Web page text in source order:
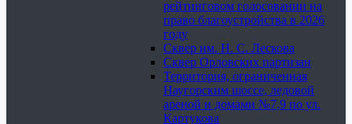
рейтинговом голосовании на
право благоустройства в 2026
году
Сквер им. Н. С. Лескова
Сквер Орловских партизан
Территория, ограниченная
Наугорским шоссе, ледовой
ареной и домами №7,9 по ул.
Картукова